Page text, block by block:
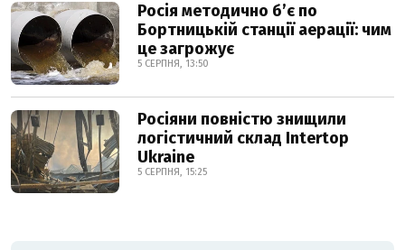
Росія методично б’є по
Бортницькій станції аерації: чим
це загрожує
5 СЕРПНЯ, 13:50
Росіяни повністю знищили
логістичний склад Intertop
Ukraine
5 СЕРПНЯ, 15:25